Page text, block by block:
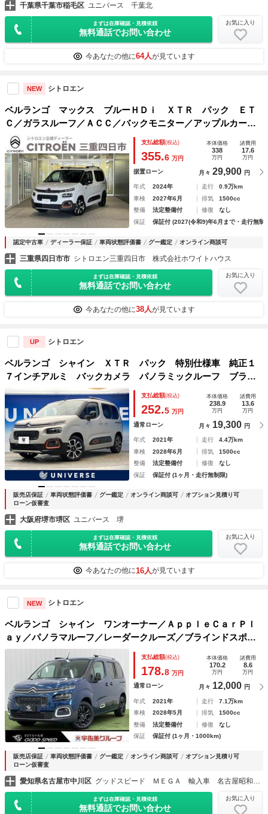
千葉県千葉市稲毛区 ユニバース 千葉北
まずは在庫確認・見積依頼
無料通話でお問い合わせ
お気に入り
今あなたの他に64人が見ています
NEW シトロエン
ベルランゴ マックス ブルーＨＤｉ ＸＴＲ パック ＥＴ
Ｃ／ガラスルーフ／ＡＣＣ／バックモニター／アップルカープ
レイ／アンドロイドオート／衝突軽減ブレーキ／レーンキープ
アシスト／ブラインドスポットモニター／オートエアコン／純
正１７インチＡＷ
支払総額(税込)
355.6 万円
本体価格
338
万円
諸費用
17.6
万円
据置ローン 月々 29,900 円
年式 2024年 走行
0.9万km
車検
2027年6月 排気
1500cc
整備
法定整備付 修復
なし
保証
保証付 (2027(令和9)年6月まで・走行無制
認定中古車 ディーラー保証 車両状態評価書 グー鑑定 オンライン商談可
三重県四日市市 シトロエン三重四日市 株式会社ホワイトハウス
まずは在庫確認・見積依頼
無料通話でお問い合わせ
お気に入り
今あなたの他に38人が見ています
UP シトロエン
ベルランゴ シャイン ＸＴＲ パック 特別仕様車 純正１
７インチアルミ バックカメラ パノラミックルーフ ブライ
ンドスポットモニター デュアルオートエアコン クルーズコ
ントロール ａｐｐｌｅｃａｒｐｌａｙ 禁煙車 ｂｌｕｅｔ
ｏｏｔｈ再生
支払総額(税込)
252.5 万円
本体価格
238.9
万円
諸費用
13.6
万円
通常ローン 月々 19,300 円
年式 2021年 走行
4.4万km
車検
2028年6月 排気
1500cc
整備
法定整備付 修復
なし
保証
保証付 (1ヶ月・走行無制限)
販売店保証 車両状態評価書 グー鑑定 オンライン商談可
オプション見積り可
ローン仮審査
大阪府堺市堺区 ユニバース 堺
まずは在庫確認・見積依頼
無料通話でお問い合わせ
お気に入り
今あなたの他に16人が見ています
NEW シトロエン
ベルランゴ シャイン ワンオーナー／ＡｐｐｌｅＣａｒＰｌ
ａｙ／パノラマルーフ／レーダークルーズ／ブラインドスポッ
ト／クリアランスソナー／ワイヤレス充電／ＥＴＣ／ステアリ
ングリモコン／パドルシフト／バック・サイドカメラ
支払総額(税込)
178.8 万円
本体価格
170.2
万円
諸費用
8.6
万円
通常ローン 月々 12,000 円
年式 2021年 走行
7.1万km
車検
2028年5月 排気
1500cc
整備
法定整備付 修復
なし
保証
保証付 (1ヶ月・1000km)
販売店保証 車両状態評価書 グー鑑定 オンライン商談可
オプション見積り可
ローン仮審査
愛知県名古屋市中川区 グッドスピード ＭＥＧＡ 輸入車 名古屋昭和橋店
まずは在庫確認・見積依頼
無料通話でお問い合わせ
お気に入り